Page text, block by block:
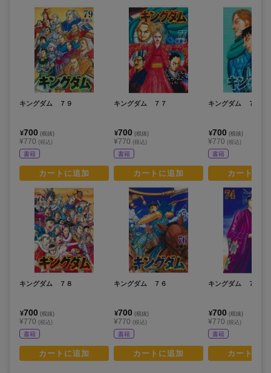
キングダム ７９
¥700 (税抜)
¥770 (税込)
書籍
カートに追加
キングダム ７８
¥700 (税抜)
¥770 (税込)
書籍
カートに追加
キングダム ７７
¥700 (税抜)
¥770 (税込)
書籍
カートに追加
キングダム ７６
¥700 (税抜)
¥770 (税込)
書籍
カートに追加
キングダム ７５
¥700 (税抜)
¥770 (税込)
書籍
カートに
キングダム ７４
¥700 (税抜)
¥770 (税込)
書籍
カートに